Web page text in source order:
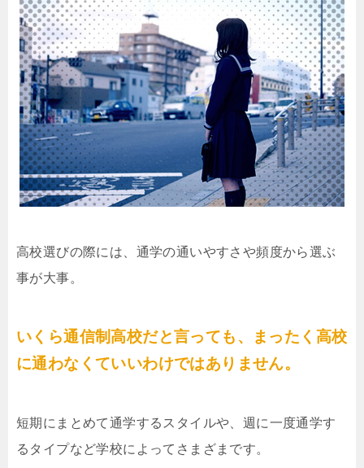
高校選びの際には、通学の通いやすさや頻度から選ぶ
事が大事。
いくら通信制高校だと言っても、まったく高校
に通わなくていいわけではありません。
短期にまとめて通学するスタイルや、週に一度通学す
るタイプなど学校によってさまざまです。